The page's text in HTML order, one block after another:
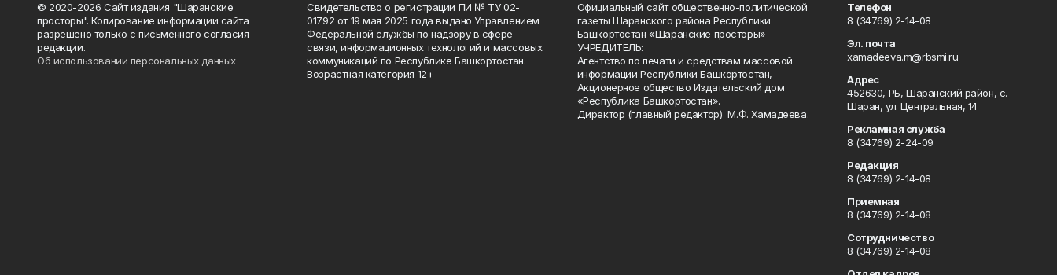
© 2020-2026 Сайт издания "Шаранские
просторы". Копирование информации сайта
разрешено только с письменного согласия
редакции.
Об использовании персональных данных
Свидетельство о регистрации ПИ № ТУ 02-
01792 от 19 мая 2025 года выдано Управлением
Федеральной службы по надзору в сфере
связи, информационных технологий и массовых
коммуникаций по Республике Башкортостан.
Возрастная категория 12+
Официальный сайт общественно-политической
газеты Шаранского района Республики
Башкортостан «Шаранские просторы»
УЧРЕДИТЕЛЬ:
Агентство по печати и средствам массовой
информации Республики Башкортостан,
Акционерное общество Издательский дом
«Республика Башкортостан».
Директор (главный редактор) М.Ф. Хамадеева.
Телефон
8 (34769) 2-14-08
Эл. почта
xamadeeva.m@rbsmi.ru
Адрес
452630, РБ, Шаранский район, с.
Шаран, ул. Центральная, 14
Рекламная служба
8 (34769) 2-24-09
Редакция
8 (34769) 2-14-08
Приемная
8 (34769) 2-14-08
Сотрудничество
8 (34769) 2-14-08